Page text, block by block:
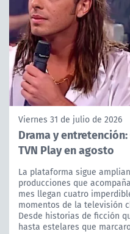
Viernes 31 de julio de 2026
Drama y
TVN Play en agosto
La plataforma sigue
producciones que
mes llegan cuatro
momentos de la televisión
Desde historias de ficción
hasta estelares que